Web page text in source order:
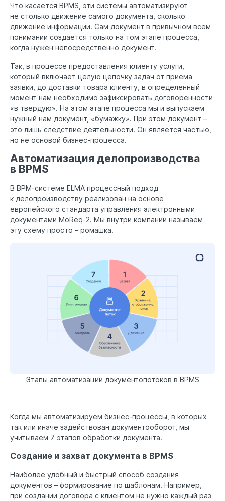
Что касается BPMS, эти системы автоматизируют
не столько движение самого документа, сколько
движение информации. Сам документ в привычном всем
понимании создается только на том этапе процесса,
когда нужен непосредственно документ.
Так, в процессе предоставления клиенту услуги,
который включает целую цепочку задач от приёма
заявки, до доставки товара клиенту, в определенный
момент нам необходимо зафиксировать договоренности
«в твердую». На этом этапе процесса мы и выпускаем
нужный нам документ, «бумажку». При этом документ –
это лишь следствие деятельности. Он является частью,
но не основой бизнес-процесса.
Автоматизация делопроизводства
в BPMS
В BPM-системе ELMA процессный подход
к делопроизводству реализован на основе
европейского стандарта управления электронными
документами MoReq-2. Мы внутри компании называем
эту схему просто – ромашка.
Этапы автоматизации документопотоков в BPMS
Когда мы автоматизируем бизнес-процессы, в которых
так или иначе задействован документооборот, мы
учитываем 7 этапов обработки документа.
Создание и захват документа в BPMS
Наиболее удобный и быстрый способ создания
документов – формирование по шаблонам. Например,
при создании договора с клиентом не нужно каждый раз